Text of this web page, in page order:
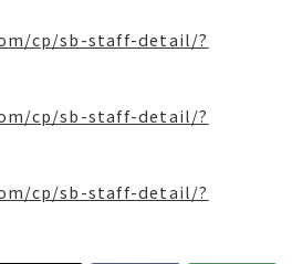
cp/sb-staff-detail/?
cp/sb-staff-detail/?
cp/sb-staff-detail/?